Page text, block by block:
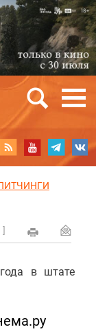
в штате